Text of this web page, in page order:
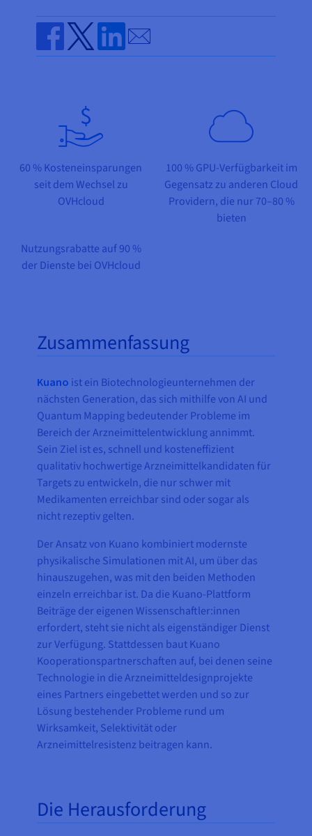
Verfügbarkeit nach Regionen
Dokumentation
Monitoring
Dokumentation
Roadmap und Changelog
Roadmap und Changelog
Roadmap und Changelog
Share on Facebook
Share on Twitter
Share on Linkedin
Send by email
60 % Kosteneinsparungen
seit dem Wechsel zu
OVHcloud
100 % GPU-Verfügbarkeit im
Gegensatz zu anderen Cloud
Providern, die nur 70–80 %
bieten
Nutzungsrabatte auf 90 %
der Dienste bei OVHcloud
Zusammenfassung
Kuano ist ein Biotechnologieunternehmen der
nächsten Generation, das sich mithilfe von AI und
Quantum Mapping bedeutender Probleme im
Bereich der Arzneimittelentwicklung annimmt.
Sein Ziel ist es, schnell und kosteneffizient
qualitativ hochwertige Arzneimittelkandidaten für
Targets zu entwickeln, die nur schwer mit
Medikamenten erreichbar sind oder sogar als
nicht rezeptiv gelten.
Der Ansatz von Kuano kombiniert modernste
physikalische Simulationen mit AI, um über das
hinauszugehen, was mit den beiden Methoden
einzeln erreichbar ist. Da die Kuano-Plattform
Beiträge der eigenen Wissenschaftler:innen
erfordert, steht sie nicht als eigenständiger Dienst
zur Verfügung. Stattdessen baut Kuano
Kooperationspartnerschaften auf, bei denen seine
Technologie in die Arzneimitteldesignprojekte
eines Partners eingebettet werden und so zur
Lösung bestehender Probleme rund um
Wirksamkeit, Selektivität oder
Arzneimittelresistenz beitragen kann.
Die Herausforderung